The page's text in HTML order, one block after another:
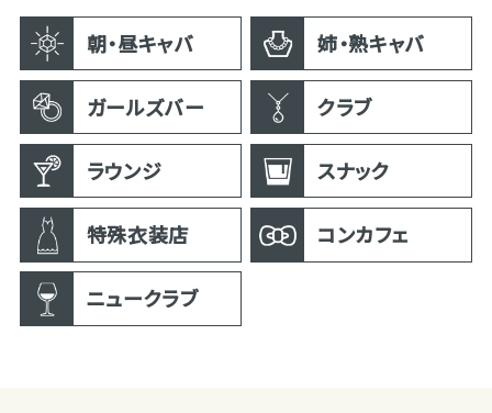
朝・昼キャバ 姉・熟キャバ
ガールズバー クラブ
ラウンジ スナック
特殊衣装店 コンカフェ
ニュークラブ